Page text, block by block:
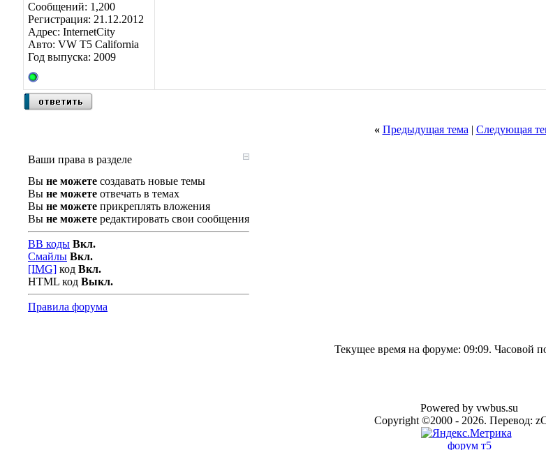
Сообщений: 1,200
Регистрация: 21.12.2012
Адрес: InternetCity
Авто: VW T5 California
Год выпуска: 2009
« Предыдущая тема | Следующая
Ваши права в разделе
Вы не можете создавать новые темы
Вы не можете отвечать в темах
Вы не можете прикреплять вложения
Вы не можете редактировать свои сообщения
BB коды Вкл.
Смайлы Вкл.
[IMG] код Вкл.
HTML код Выкл.
Правила форума
Текущее время на форуме: 09:09. Часовой
Powered by vwbus.su
Copyright ©2000 - 2026. Перевод:
форум т5